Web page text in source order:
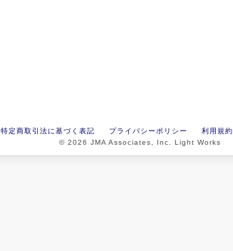
特定商取引法に基づく表記 プライバシーポリシー 利用規約
© 2026 JMA Associates, Inc. Light Works